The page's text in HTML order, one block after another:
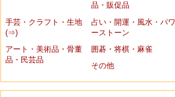
品・販促品
手芸・クラフト・生地
(⇒)
占い・開運・風水・パワ
ーストーン
アート・美術品・骨董
品・民芸品
囲碁・将棋・麻雀
その他